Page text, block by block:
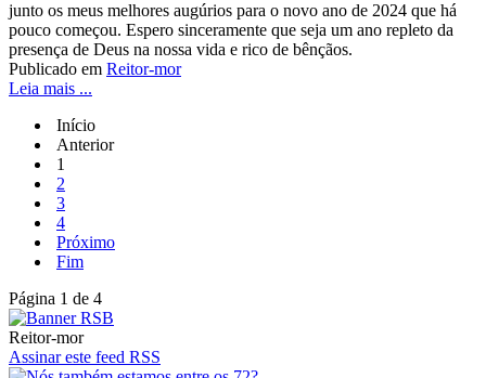
junto os meus melhores augúrios para o novo ano de 2024 que há
pouco começou. Espero sinceramente que seja um ano repleto da
presença de Deus na nossa vida e rico de bênçãos.
Publicado em Reitor-mor
Leia mais ...
Início
Anterior
1
2
3
4
Próximo
Fim
Página 1 de 4
Reitor-mor
Assinar este feed RSS